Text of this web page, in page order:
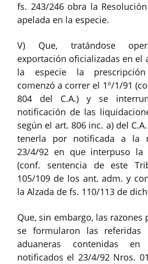
fs. 243/246 obra la
apelada en la especie.
V) Que, tratándose
exportación oficializadas en el
la especie la prescripción
comenzó a correr el 1º/1/91
804 del C.A.) y se
notificación de las
según el art. 806 inc. a) del
tenerla por notificada a la
23/4/92 en que interpuso la
(conf. sentencia de este
105/109 de los ant. adm. y
la Alzada de fs. 110/113 de
Que, sin embargo, las razones
se formularon las referidas
aduaneras contenidas
notificados el 23/4/92 Nros.